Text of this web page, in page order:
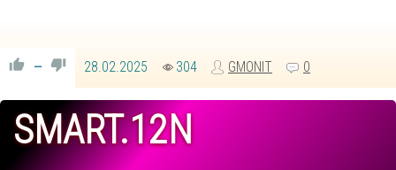
— 28.02.2025 304 GMONIT 0
SMART.12N